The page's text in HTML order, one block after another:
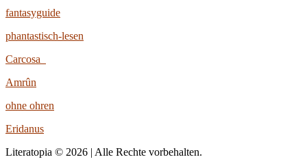
fantasyguide
phantastisch-lesen
Carcosa
Amrûn
ohne ohren
Eridanus
Literatopia © 2026 | Alle Rechte vorbehalten.